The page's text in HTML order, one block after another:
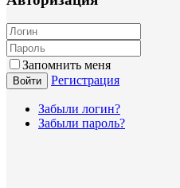
Запомнить меня
Войти Регистрация
Забыли логин?
Забыли пароль?